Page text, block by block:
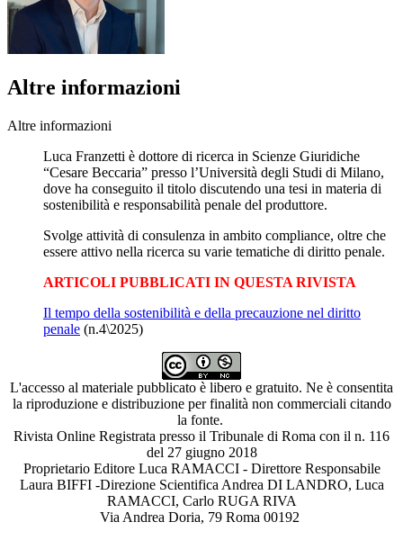
Altre informazioni
Altre informazioni
Luca Franzetti è dottore di ricerca in Scienze Giuridiche
“Cesare Beccaria” presso l’Università degli Studi di Milano,
dove ha conseguito il titolo discutendo una tesi in materia di
sostenibilità e responsabilità penale del produttore.
Svolge attività di consulenza in ambito compliance, oltre che
essere attivo nella ricerca su varie tematiche di diritto penale.
ARTICOLI PUBBLICATI IN QUESTA RIVISTA
Il tempo della sostenibilità e della precauzione nel diritto
penale (n.4\2025)
L'accesso al materiale pubblicato è libero e gratuito. Ne è consentita
la riproduzione e distribuzione per finalità non commerciali citando
la fonte.
Rivista Online Registrata presso il Tribunale di Roma con il n. 116
del 27 giugno 2018
Proprietario Editore Luca RAMACCI - Direttore Responsabile
Laura BIFFI -Direzione Scientifica Andrea DI LANDRO, Luca
RAMACCI, Carlo RUGA RIVA
Via Andrea Doria, 79 Roma 00192